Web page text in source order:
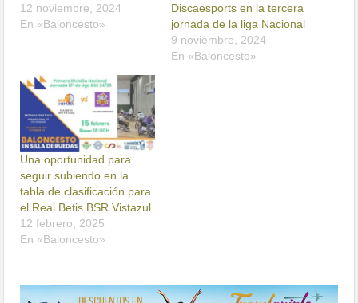
12 noviembre, 2024
En «Baloncesto»
Discaesports en la tercera
jornada de la liga Nacional
9 noviembre, 2024
En «Baloncesto»
Una oportunidad para
seguir subiendo en la
tabla de clasificación para
el Real Betis BSR Vistazul
12 febrero, 2025
En «Baloncesto»